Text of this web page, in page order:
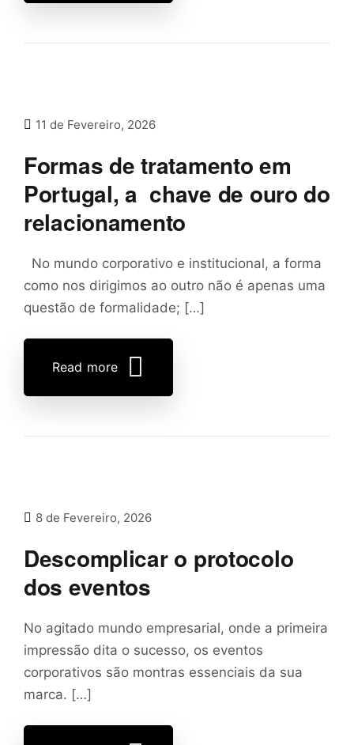
11 de Fevereiro, 2026
Formas de tratamento em
Portugal, a chave de ouro do
relacionamento
No mundo corporativo e institucional, a forma
como nos dirigimos ao outro não é apenas uma
questão de formalidade; […]
Read more
8 de Fevereiro, 2026
Descomplicar o protocolo
dos eventos
No agitado mundo empresarial, onde a primeira
impressão dita o sucesso, os eventos
corporativos são montras essenciais da sua
marca. […]